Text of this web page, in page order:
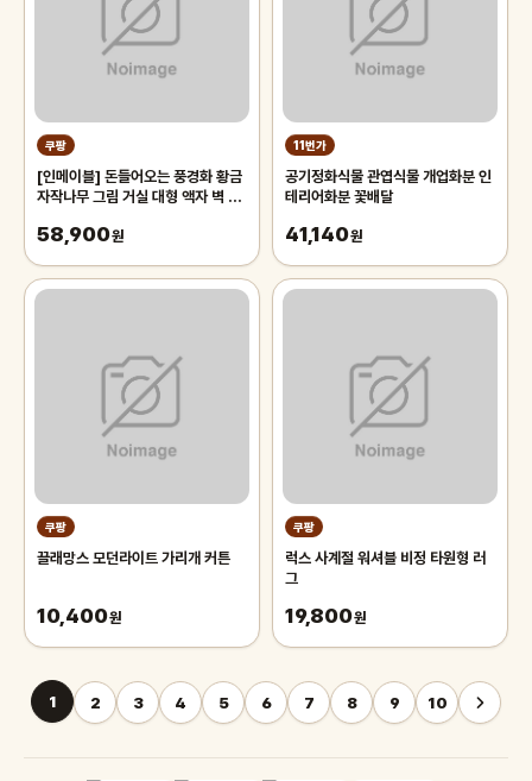
쿠팡
[인메이블] 돈들어오는 풍경화 황금
자작나무 그림 거실 대형 액자 벽 인
58,900원
11번가
공기정화식물 관엽식물 개업화분 인
테리어화분 꽃배달
41,140원
쿠팡
끌래망스 모던라이트 가리개 커튼
10,400원
쿠팡
럭스 사계절 워셔블 비정 타원형 러
그
19,800원
1 2 3 4 5 6 7 8 9 10